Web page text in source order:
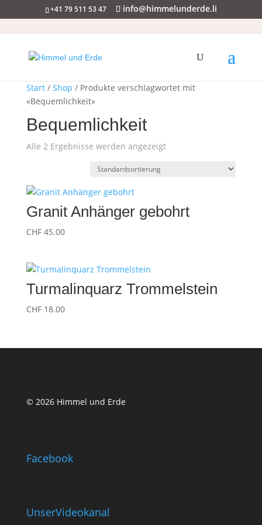
+41 79 511 53 47 info@himmelunderde.li
Start/ Shop / Produkte verschlagwortet mit
«Bequemlichkeit»
Bequemlichkeit
Alle 2 Ergebnisse werden angezeigt
Granit Anhänger gebohrt
CHF45.00
Turmalinquarz Trommelstein
CHF18.00
© 2026 Himmel und Erde
Facebook
UnserVideokanal